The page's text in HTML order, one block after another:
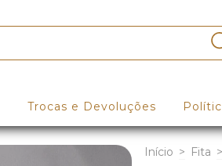
Trocas e Devoluções
Início > Fita >